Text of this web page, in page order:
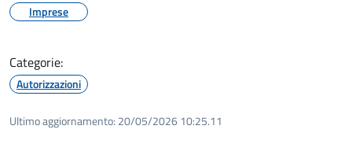
Imprese
Categorie:
Autorizzazioni
Ultimo aggiornamento: 20/05/2026 10:25.11